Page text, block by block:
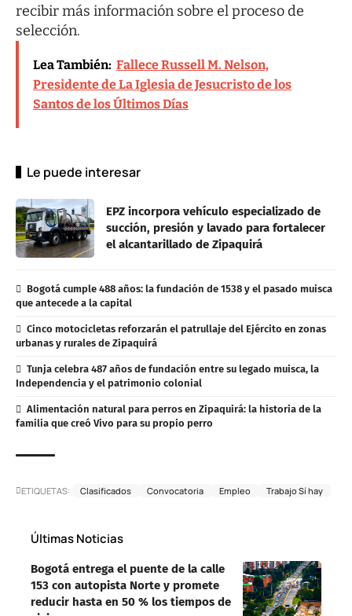
recibir más información sobre el proceso de
selección.
Lea También: Fallece Russell M. Nelson,
Presidente de La Iglesia de Jesucristo de los
Santos de los Últimos Días
Le puede interesar
EPZ incorpora vehículo especializado de
succión, presión y lavado para fortalecer
el alcantarillado de Zipaquirá
Bogotá cumple 488 años: la fundación de 1538 y el pasado muisca
que antecede a la capital
Cinco motocicletas reforzarán el patrullaje del Ejército en zonas
urbanas y rurales de Zipaquirá
Tunja celebra 487 años de fundación entre su legado muisca, la
Independencia y el patrimonio colonial
Alimentación natural para perros en Zipaquirá: la historia de la
familia que creó Vivo para su propio perro
ETIQUETAS: Clasificados Convocatoria Empleo Trabajo Sí hay
Últimas Noticias
Bogotá entrega el puente de la calle
153 con autopista Norte y promete
reducir hasta en 50 % los tiempos de